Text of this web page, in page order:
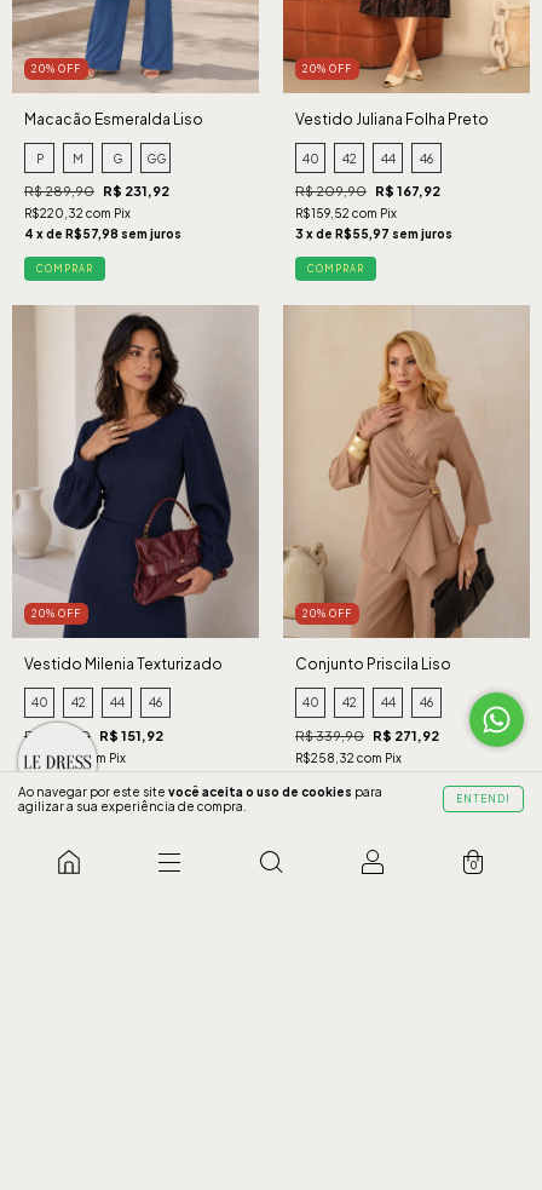
Ao navegar por este site você aceita o uso de cookies para
agilizar a sua experiência de compra.
ENTENDI
0
20% OFF
Macacão Esmeralda Liso
Oceano
P M G GG
R$ 289,90 R$ 231,92
R$220,32 com Pix
4 x de R$57,98 sem juros
COMPRAR
20% OFF
Vestido Juliana Folha Preto
40 42 44 46
R$ 209,90 R$ 167,92
R$159,52 com Pix
3 x de R$55,97 sem juros
COMPRAR
20% OFF
Vestido Milenia Texturizado
Marinho
40 42 44 46
R$ 189,90 R$ 151,92
R$144,32 com Pix
COMPRAR
20% OFF
Conjunto Priscila Liso
Cappuccino
40 42 44 46
R$ 339,90 R$ 271,92
R$258,32 com Pix